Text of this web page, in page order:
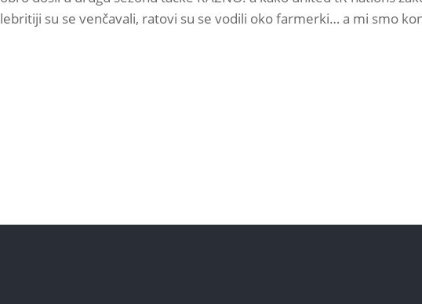
su se venčavali, ratovi su se vodili oko farmerki… a mi smo